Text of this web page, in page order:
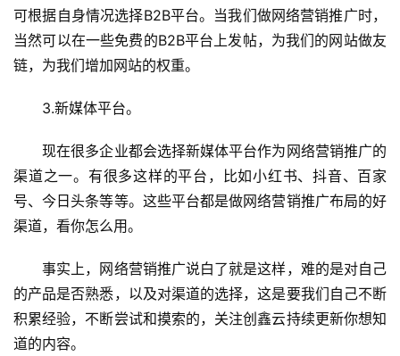
可根据自身情况选择B2B平台。当我们做网络营销推广时，
当然可以在一些免费的B2B平台上发帖，为我们的网站做友
链，为我们增加网站的权重。
3.新媒体平台。
现在很多企业都会选择新媒体平台作为网络营销推广的
渠道之一。有很多这样的平台，比如小红书、抖音、百家
号、今日头条等等。这些平台都是做网络营销推广布局的好
渠道，看你怎么用。
事实上，网络营销推广说白了就是这样，难的是对自己
的产品是否熟悉，以及对渠道的选择，这是要我们自己不断
积累经验，不断尝试和摸索的，关注创鑫云持续更新你想知
道的内容。